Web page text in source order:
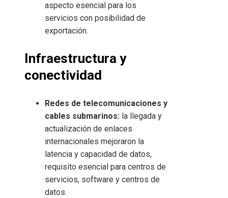
aspecto esencial para los
servicios con posibilidad de
exportación.
Infraestructura y
conectividad
Redes de telecomunicaciones y
cables submarinos: la llegada y
actualización de enlaces
internacionales mejoraron la
latencia y capacidad de datos,
requisito esencial para centros de
servicios, software y centros de
datos.